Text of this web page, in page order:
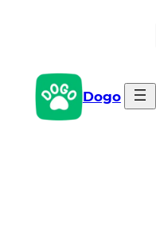
Dogo